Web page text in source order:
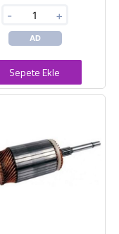
- +
AD
Sepete Ekle